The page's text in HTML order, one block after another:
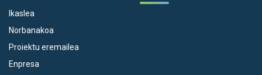
Ikaslea
Norbanakoa
Proiektu eremailea
Enpresa